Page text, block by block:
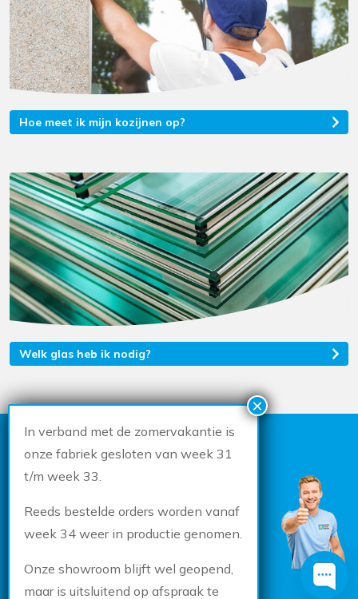
Hoe meet ik mijn kozijnen op?
Welk glas heb ik nodig?
KAN IK JE HELPEN?
MAILEN WHATSAPP
In verband met de zomervakantie is
onze fabriek gesloten van week 31
t/m week 33.
Reeds bestelde orders worden vanaf
week 34 weer in productie genomen.
Onze showroom blijft wel geopend,
maar is uitsluitend op afspraak te